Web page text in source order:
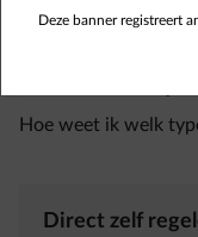
Ik wil weten hoe een
Waar kan ik mijn
Hoe weet ik welk
Direct zelf
Deze banner registreert